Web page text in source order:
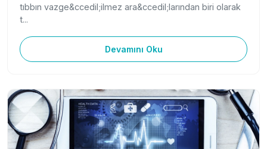
tıbbın vazge&ccedil;ilmez ara&ccedil;larından biri olarak
t...
Devamını Oku